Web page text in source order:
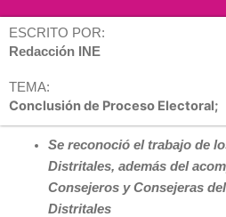
ESCRITO POR:
Redacción INE
TEMA:
Conclusión de Proceso Electoral;
Se reconoció el trabajo de
Distritales, además del
Consejeros y Consejeras
Distritales